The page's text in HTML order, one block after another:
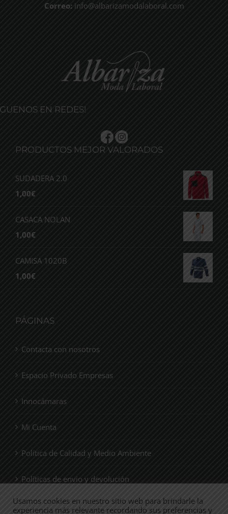
Correo:info@albarizamodalaboral.com
EN REDES!
PRODUCTOS MEJOR VALORADOS
SUDADERA 2.0
1,00€
CASACA NOLAN
1,00€
CAMISA 1020B
1,00€
PÁGINAS
Contacta con nosotros
Espacio Privado Empresas
Innocámaras
Mi Cuenta
Política de Calidad y Medio Ambiente
Políticas de envio y devolución
Quienes Somos
Usamos cookies en nuestro sitio web para brindarle la
experiencia más relevante recordando sus preferencias y